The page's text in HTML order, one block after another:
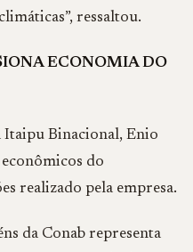
ressaltou.
ECONOMIA DO
Binacional, Enio
do
realizado pela empresa.
da Conab representa